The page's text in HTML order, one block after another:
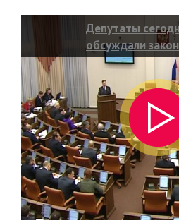
Депутаты
обсуждали